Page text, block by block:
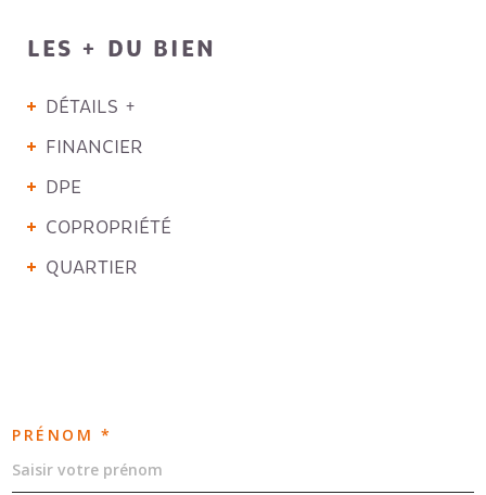
LES + DU BIEN
DÉTAILS +
FINANCIER
DPE
COPROPRIÉTÉ
QUARTIER
PRÉNOM *